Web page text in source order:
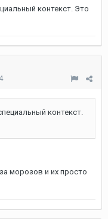
контекст. Это
контекст.
морозов и их просто